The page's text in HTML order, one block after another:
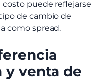
puede reflejarse
de cambio de
como spread.
y venta de